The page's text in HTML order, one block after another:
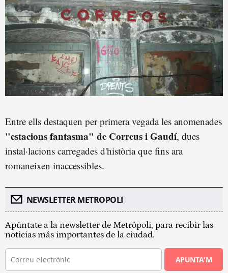
Entre ells destaquen per primera vegada les anomenades
"estacions fantasma" de Correus i Gaudí, dues
instal·lacions carregades d'història que fins ara
romaneixen inaccessibles.
NEWSLETTER METROPOLI
Apúntate a la newsletter de Metrópoli, para recibir las
noticias más importantes de la ciudad.
APUNTA'M